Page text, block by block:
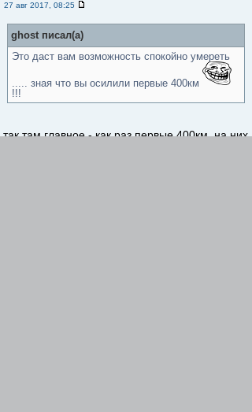
27 авг 2017, 08:25
ghost писал(а)
Это даст вам возможность спокойно умереть
..... зная что вы осилили первые 400км
!!!
так там главное - как раз первые 400км, на них